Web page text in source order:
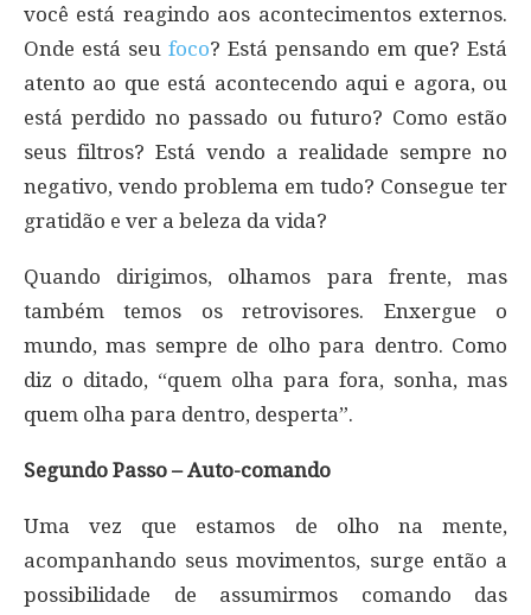
você está reagindo aos acontecimentos externos.
Onde está seu foco? Está pensando em que? Está
atento ao que está acontecendo aqui e agora, ou
está perdido no passado ou futuro? Como estão
seus filtros? Está vendo a realidade sempre no
negativo, vendo problema em tudo? Consegue ter
gratidão e ver a beleza da vida?
Quando dirigimos, olhamos para frente, mas
também temos os retrovisores. Enxergue o
mundo, mas sempre de olho para dentro. Como
diz o ditado, “quem olha para fora, sonha, mas
quem olha para dentro, desperta”.
Segundo Passo – Auto-comando
Uma vez que estamos de olho na mente,
acompanhando seus movimentos, surge então a
possibilidade de assumirmos comando das